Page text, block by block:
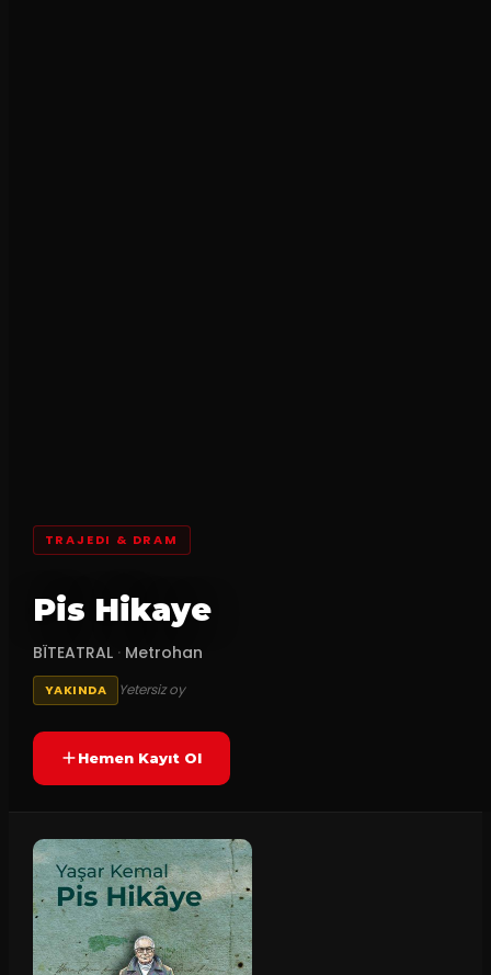
TRAJEDI & DRAM
Pis Hikaye
BÏTEATRAL · Metrohan
YAKINDA Yetersiz oy
Hemen Kayıt Ol